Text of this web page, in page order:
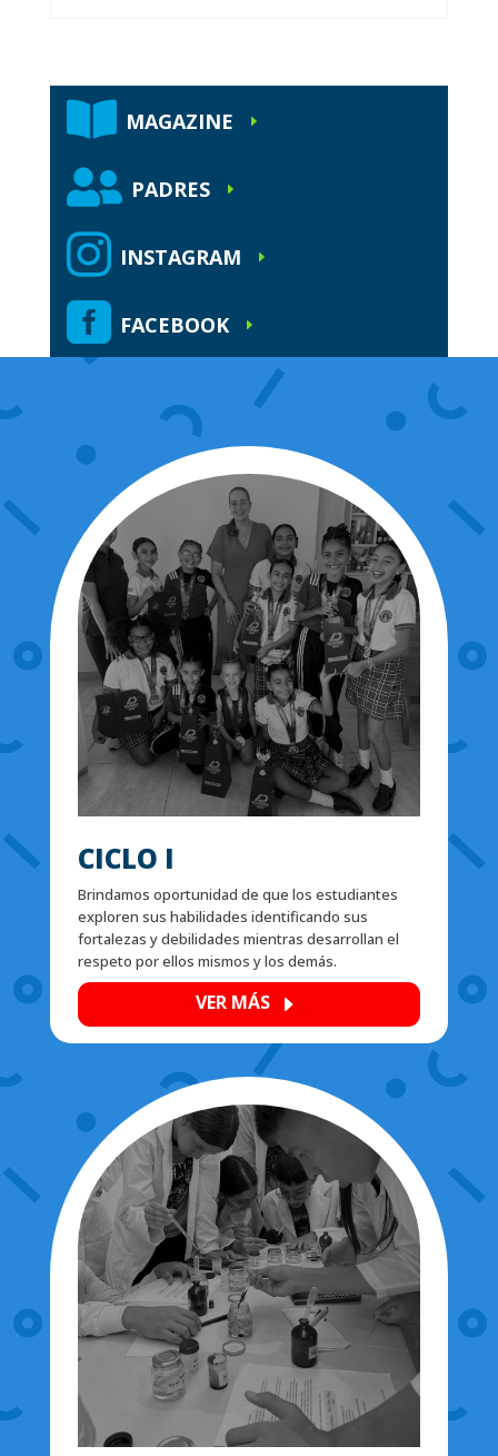
 MAGAZINE E
 PADRES E
 INSTAGRAM E
 FACEBOOK E
CICLO I
Brindamos oportunidad de que los estudiantes
exploren sus habilidades identificando sus
fortalezas y debilidades mientras desarrollan el
respeto por ellos mismos y los demás.
VER MÁS E